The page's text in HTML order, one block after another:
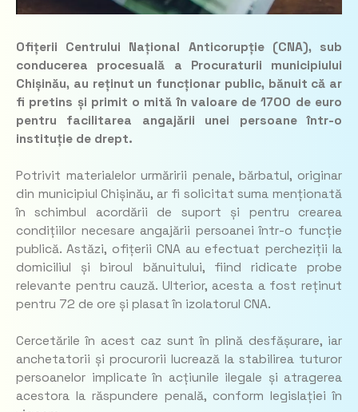
Ofițerii Centrului Național Anticorupție (CNA), sub
conducerea procesuală a Procuraturii municipiului
Chișinău, au reținut un funcționar public, bănuit că ar
fi pretins și primit o mită în valoare de 1700 de euro
pentru facilitarea angajării unei persoane într-o
instituție de drept.
Potrivit materialelor urmăririi penale, bărbatul, originar
din municipiul Chișinău, ar fi solicitat suma menționată
în schimbul acordării de suport și pentru crearea
condițiilor necesare angajării persoanei într-o funcție
publică. Astăzi, ofițerii CNA au efectuat percheziții la
domiciliul și biroul bănuitului, fiind ridicate probe
relevante pentru cauză. Ulterior, acesta a fost reținut
pentru 72 de ore și plasat în izolatorul CNA.
Cercetările în acest caz sunt în plină desfășurare, iar
anchetatorii și procurorii lucrează la stabilirea tuturor
persoanelor implicate în acțiunile ilegale și atragerea
acestora la răspundere penală, conform legislației în